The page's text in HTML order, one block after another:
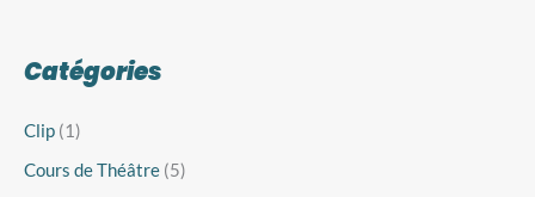
Catégories
Clip (1)
Cours de Théâtre (5)